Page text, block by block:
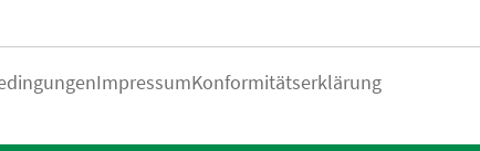
ImpressumKonformitätserklärung